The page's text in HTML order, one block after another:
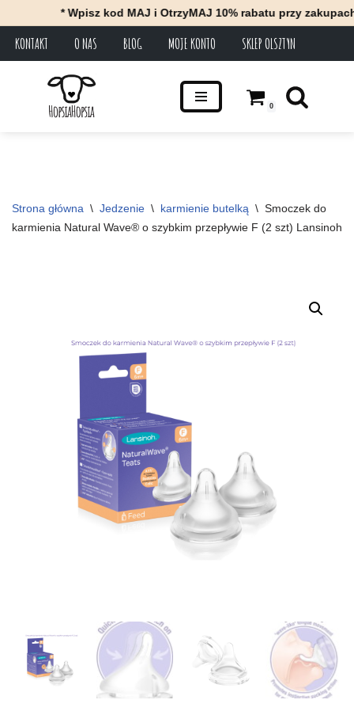
* Wpisz kod MAJ i OtrzyMAJ 10% rabatu przy zakupach
KONTAKT O NAS BLOG MOJE KONTO SKLEP OLSZTYN
0
Strona główna \ Jedzenie \ karmienie butelką \ Smoczek do
karmienia Natural Wave® o szybkim przepływie F (2 szt) Lansinoh